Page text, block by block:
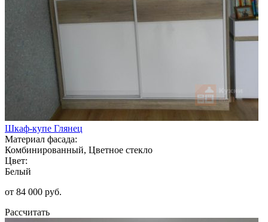
Шкаф-купе Глянец
Материал фасада:
Комбинированный, Цветное стекло
Цвет:
Белый
от 84 000 руб.
Рассчитать